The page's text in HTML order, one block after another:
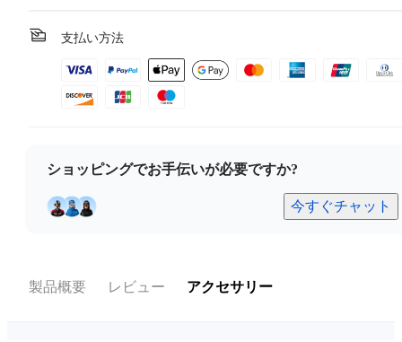
支払い方法
ショッピングでお手伝いが必要ですか?
今すぐチャット
製品概要 レビュー アクセサリー